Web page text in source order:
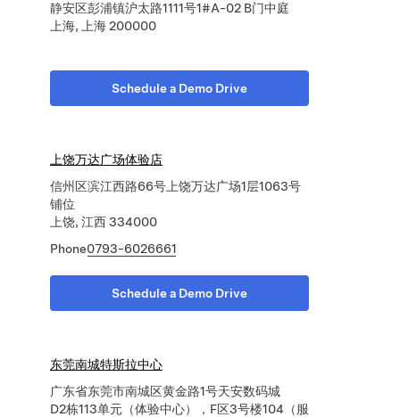
静安区彭浦镇沪太路1111号1#A-02 B门中庭
上海, 上海 200000
Schedule a Demo Drive
上饶万达广场体验店
信州区滨江西路66号上饶万达广场1层1063号
铺位
上饶, 江西 334000
Phone0793-6026661
Schedule a Demo Drive
东莞南城特斯拉中心
广东省东莞市南城区黄金路1号天安数码城
D2栋113单元（体验中心），F区3号楼104（服